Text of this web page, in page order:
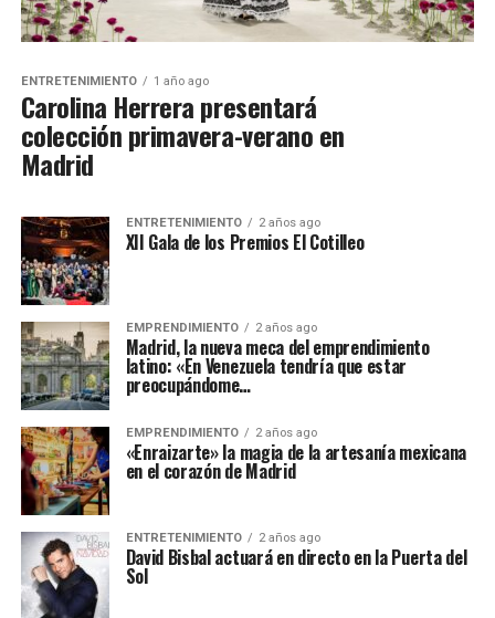
ENTRETENIMIENTO 1 año ago
Carolina Herrera presentará
colección primavera-verano en
Madrid
ENTRETENIMIENTO 2 años ago
XII Gala de los Premios El Cotilleo
EMPRENDIMIENTO 2 años ago
Madrid, la nueva meca del emprendimiento
latino: «En Venezuela tendría que estar
preocupándome…
EMPRENDIMIENTO 2 años ago
«Enraizarte» la magia de la artesanía mexicana
en el corazón de Madrid
ENTRETENIMIENTO 2 años ago
David Bisbal actuará en directo en la Puerta del
Sol